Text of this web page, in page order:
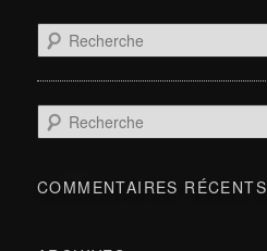
Recherche
Recherche
COMMENTAIRES RÉCENTS